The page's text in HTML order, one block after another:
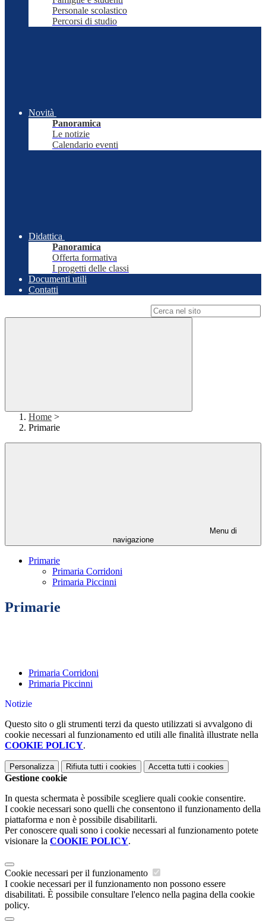
Personale scolastico
Percorsi di studio
Novità
Panoramica
Le notizie
Calendario eventi
Didattica
Panoramica
Offerta formativa
I progetti delle classi
Documenti utili
Contatti
Home >
Primarie
Menu di
navigazione
Primarie
Primaria Corridoni
Primaria Piccinni
Primarie
Primaria Corridoni
Primaria Piccinni
Notizie
Questo sito o gli strumenti terzi da questo utilizzati si avvalgono di
cookie necessari al funzionamento ed utili alle finalità illustrate nella
COOKIE POLICY.
Personalizza Rifiuta tutti i cookies Accetta tutti i cookies
Gestione cookie
In questa schermata è possibile scegliere quali cookie consentire.
I cookie necessari sono quelli che consentono il funzionamento della
piattaforma e non è possibile disabilitarli.
Per conoscere quali sono i cookie necessari al funzionamento potete
visionare la COOKIE POLICY.
Cookie necessari per il funzionamento
I cookie necessari per il funzionamento non possono essere
disabilitati. È possibile consultare l'elenco nella pagina della cookie
policy.